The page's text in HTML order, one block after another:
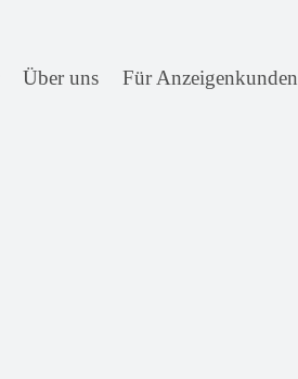
Über uns Für Anzeigenkunden